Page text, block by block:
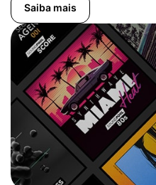
Saiba mais